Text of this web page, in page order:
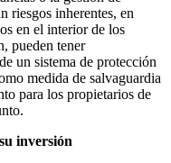
riesgos inherentes, en
en el interior de los
pueden tener
un sistema de protección
medida de salvaguardia
para los propietarios de
inversión